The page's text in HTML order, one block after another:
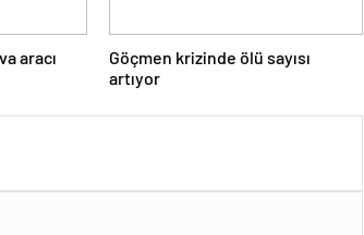
aracı
Göçmen krizinde ölü sayısı
artıyor